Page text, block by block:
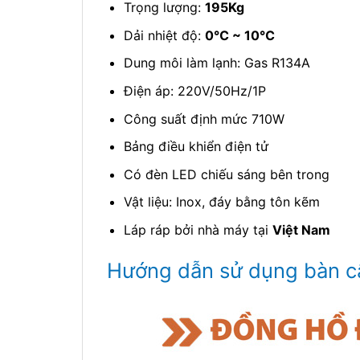
Trọng lượng: 195Kg
Dải nhiệt độ: 0℃ ~ 10℃
Dung môi làm lạnh: Gas R134A
Điện áp: 220V/50Hz/1P
Công suất định mức 710W
Bảng điều khiển điện tử
Có đèn LED chiếu sáng bên trong
Vật liệu: Inox, đáy bằng tôn kẽm
Láp ráp bởi nhà máy tại Việt Nam
Hướng dẫn sử dụng bàn